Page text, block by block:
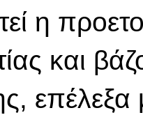
η
και
επέλεξα